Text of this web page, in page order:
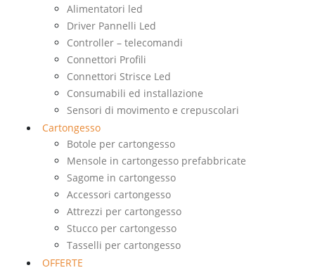
Alimentatori led
Driver Pannelli Led
Controller – telecomandi
Connettori Profili
Connettori Strisce Led
Consumabili ed installazione
Sensori di movimento e crepuscolari
Cartongesso
Botole per cartongesso
Mensole in cartongesso prefabbricate
Sagome in cartongesso
Accessori cartongesso
Attrezzi per cartongesso
Stucco per cartongesso
Tasselli per cartongesso
OFFERTE